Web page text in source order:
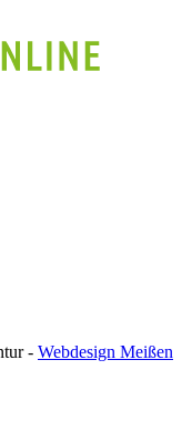
- Webdesign Meißen